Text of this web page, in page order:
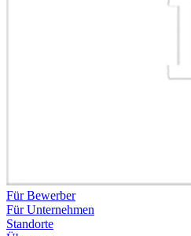
Für Bewerber
Für Unternehmen
Standorte